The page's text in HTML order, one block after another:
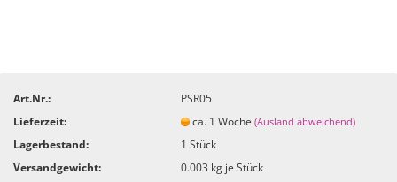
Art.Nr.:
PSR05
Lieferzeit:
ca. 1 Woche(Ausland abweichend)
Lagerbestand: 1Stück
Versandgewicht:
0.003 kg je Stück